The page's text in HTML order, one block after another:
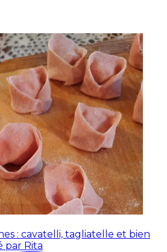
: cavatelli, tagliatelle et bien
par Rita